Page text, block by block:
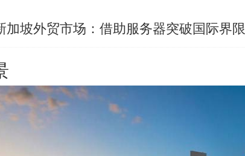
加坡外贸市场：借助服务器突破国际界限